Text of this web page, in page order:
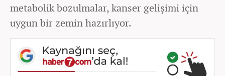
metabolik bozulmalar, kanser gelişimi için
uygun bir zemin hazırlıyor.